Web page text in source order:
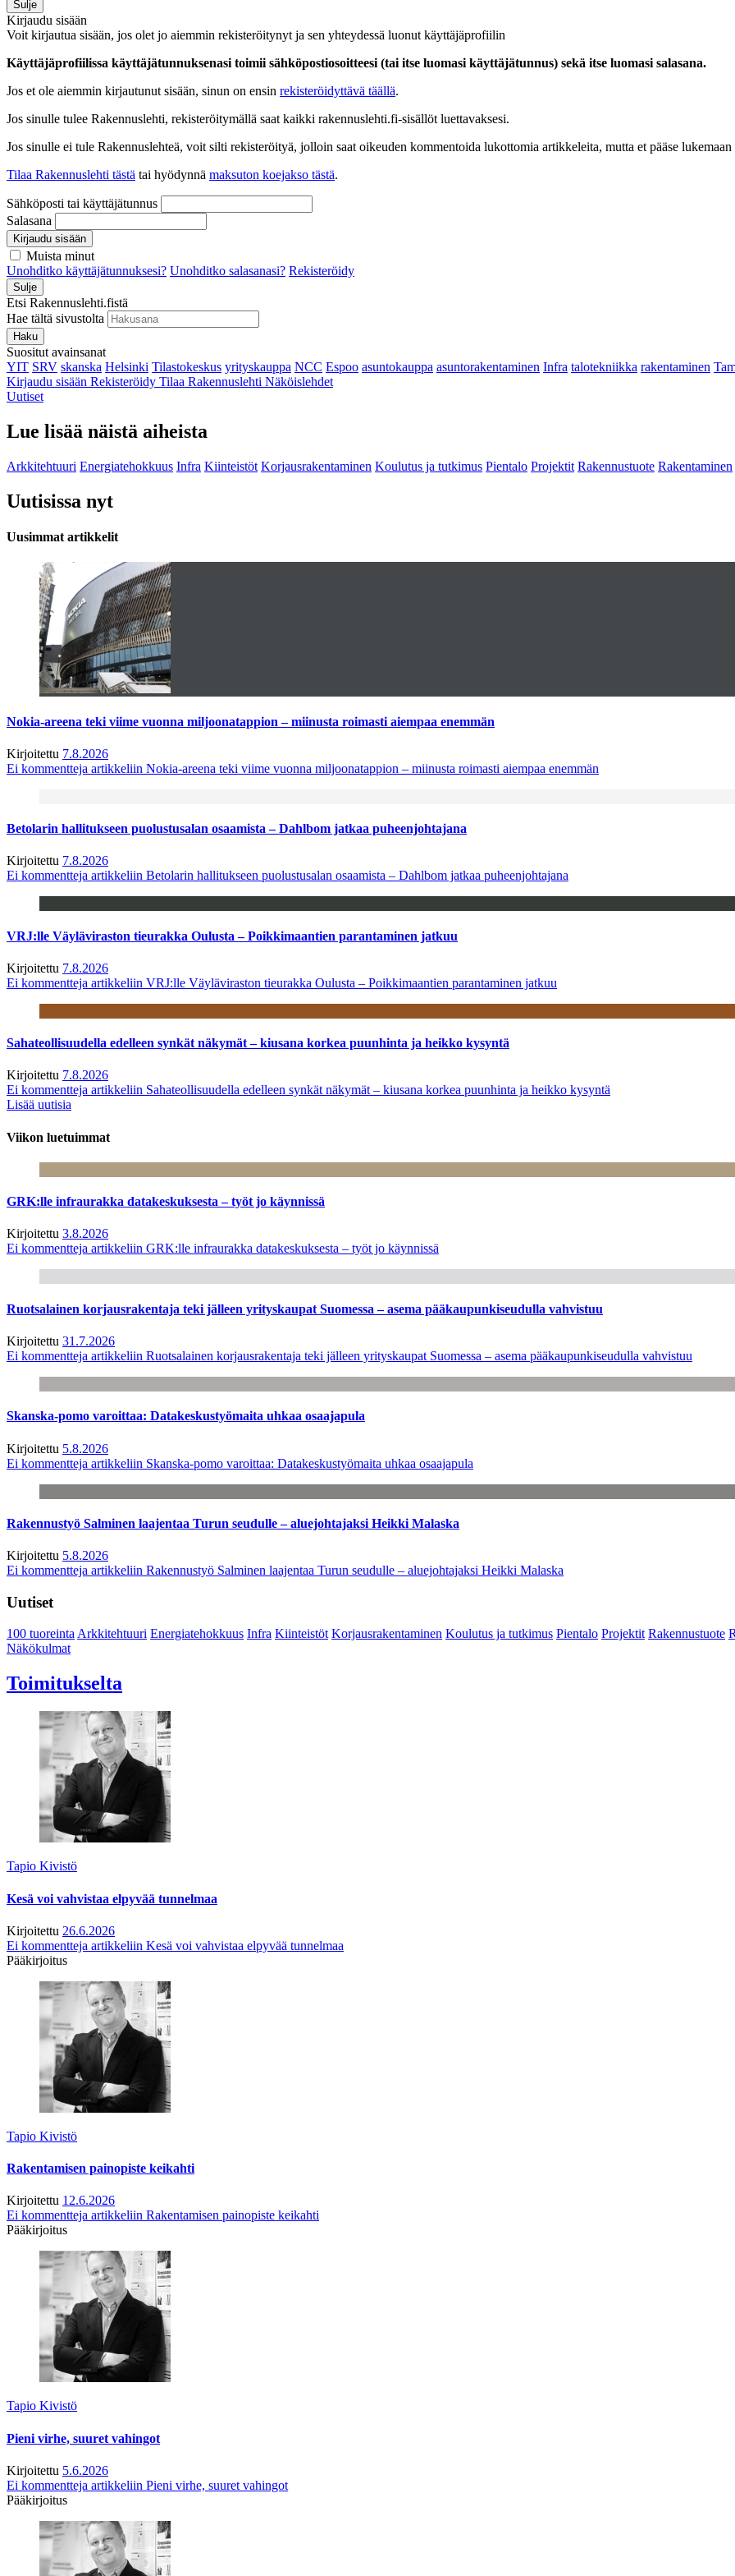
Sulje
Kirjaudu sisään
Voit kirjautua sisään, jos olet jo aiemmin rekisteröitynyt ja sen yhteydessä luonut käyttäjäprofiilin
Käyttäjäprofiilissa käyttäjätunnuksenasi toimii sähköpostiosoitteesi (tai itse luomasi käyttäjätunnus) sekä itse luomasi salasana.
Jos et ole aiemmin kirjautunut sisään, sinun on ensin rekisteröidyttävä täällä.
Jos sinulle tulee Rakennuslehti, rekisteröitymällä saat kaikki rakennuslehti.fi-sisällöt luettavaksesi.
Jos sinulle ei tule Rakennuslehteä, voit silti rekisteröityä, jolloin saat oikeuden kommentoida lukottomia artikkeleita, mutta et pääse
Tilaa Rakennuslehti tästä tai hyödynnä maksuton koejakso tästä.
Sähköposti tai käyttäjätunnus
Salasana
Kirjaudu sisään
Muista minut
Unohditko käyttäjätunnuksesi? Unohditko salasanasi? Rekisteröidy
Sulje
Etsi Rakennuslehti.fistä
Hae tältä sivustolta
Haku
Suositut avainsanat
YIT SRV skanska Helsinki Tilastokeskus yrityskauppa NCC Espoo asuntokauppa asuntorakentaminen Infra talotekniikka rakentaminen
Kirjaudu sisään Rekisteröidy Tilaa Rakennuslehti Näköislehdet
Uutiset
Lue lisää näistä aiheista
Arkkitehtuuri Energiatehokkuus Infra Kiinteistöt Korjausrakentaminen Koulutus ja tutkimus Pientalo Projektit Rakennustuote Rakentaminen
Uutisissa nyt
Uusimmat artikkelit
Nokia-areena teki viime vuonna miljoonatappion – miinusta roimasti aiempaa enemmän
Kirjoitettu 7.8.2026
Ei kommentteja artikkeliin Nokia-areena teki viime vuonna miljoonatappion – miinusta roimasti aiempaa enemmän
Betolarin hallitukseen puolustusalan osaamista – Dahlbom jatkaa puheenjohtajana
Kirjoitettu 7.8.2026
Ei kommentteja artikkeliin Betolarin hallitukseen puolustusalan osaamista – Dahlbom jatkaa puheenjohtajana
VRJ:lle Väyläviraston tieurakka Oulusta – Poikkimaantien parantaminen jatkuu
Kirjoitettu 7.8.2026
Ei kommentteja artikkeliin VRJ:lle Väyläviraston tieurakka Oulusta – Poikkimaantien parantaminen jatkuu
Sahateollisuudella edelleen synkät näkymät – kiusana korkea puunhinta ja heikko kysyntä
Kirjoitettu 7.8.2026
Ei kommentteja artikkeliin Sahateollisuudella edelleen synkät näkymät – kiusana korkea puunhinta ja heikko kysyntä
Lisää uutisia
Viikon luetuimmat
GRK:lle infraurakka datakeskuksesta – työt jo käynnissä
Kirjoitettu 3.8.2026
Ei kommentteja artikkeliin GRK:lle infraurakka datakeskuksesta – työt jo käynnissä
Ruotsalainen korjausrakentaja teki jälleen yrityskaupat Suomessa – asema pääkaupunkiseudulla vahvistuu
Kirjoitettu 31.7.2026
Ei kommentteja artikkeliin Ruotsalainen korjausrakentaja teki jälleen yrityskaupat Suomessa – asema pääkaupunkiseudulla vahvistuu
Skanska-pomo varoittaa: Datakeskustyömaita uhkaa osaajapula
Kirjoitettu 5.8.2026
Ei kommentteja artikkeliin Skanska-pomo varoittaa: Datakeskustyömaita uhkaa osaajapula
Rakennustyö Salminen laajentaa Turun seudulle – aluejohtajaksi Heikki Malaska
Kirjoitettu 5.8.2026
Ei kommentteja artikkeliin Rakennustyö Salminen laajentaa Turun seudulle – aluejohtajaksi Heikki Malaska
Uutiset
100 tuoreintaArkkitehtuuri Energiatehokkuus Infra Kiinteistöt Korjausrakentaminen Koulutus ja tutkimus Pientalo Projektit Rakennustuote
Näkökulmat
Toimitukselta
Tapio Kivistö
Kesä voi vahvistaa elpyvää tunnelmaa
Kirjoitettu 26.6.2026
Ei kommentteja artikkeliin Kesä voi vahvistaa elpyvää tunnelmaa
Pääkirjoitus
Tapio Kivistö
Rakentamisen painopiste keikahti
Kirjoitettu 12.6.2026
Ei kommentteja artikkeliin Rakentamisen painopiste keikahti
Pääkirjoitus
Tapio Kivistö
Pieni virhe, suuret vahingot
Kirjoitettu 5.6.2026
Ei kommentteja artikkeliin Pieni virhe, suuret vahingot
Pääkirjoitus